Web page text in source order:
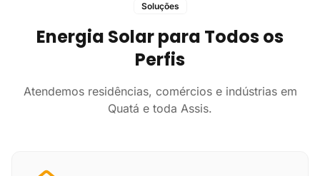
Soluções
Energia Solar para Todos os
Perfis
Atendemos residências, comércios e indústrias em
Quatá e toda Assis.